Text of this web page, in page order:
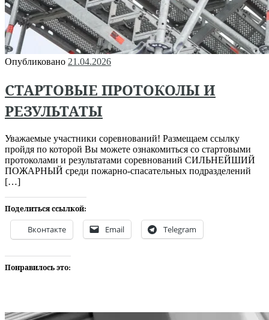
Опубликовано 21.04.2026
СТАРТОВЫЕ ПРОТОКОЛЫ И
РЕЗУЛЬТАТЫ
Уважаемые участники соревнований! Размещаем ссылку
пройдя по которой Вы можете ознакомиться со стартовыми
протоколами и результатами соревнований СИЛЬНЕЙШИЙ
ПОЖАРНЫЙ среди пожарно-спасательных подразделений
[…]
Поделиться ссылкой:
Вконтакте Email Telegram
Понравилось это: